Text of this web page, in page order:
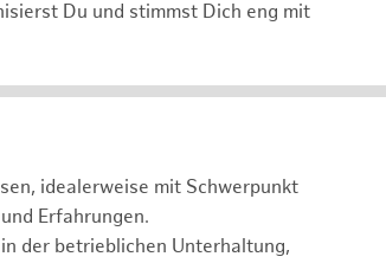
Du und stimmst Dich eng mit
idealerweise mit Schwerpunkt
Erfahrungen.
der betrieblichen Unterhaltung,